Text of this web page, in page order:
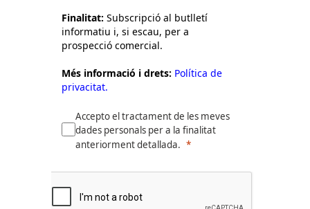
Finalitat: Subscripció al butlletí
informatiu i, si escau, per a
prospecció comercial.
Més informació i drets: Política de
privacitat.
Accepto el tractament de les meves
dades personals per a la finalitat
anteriorment detallada.